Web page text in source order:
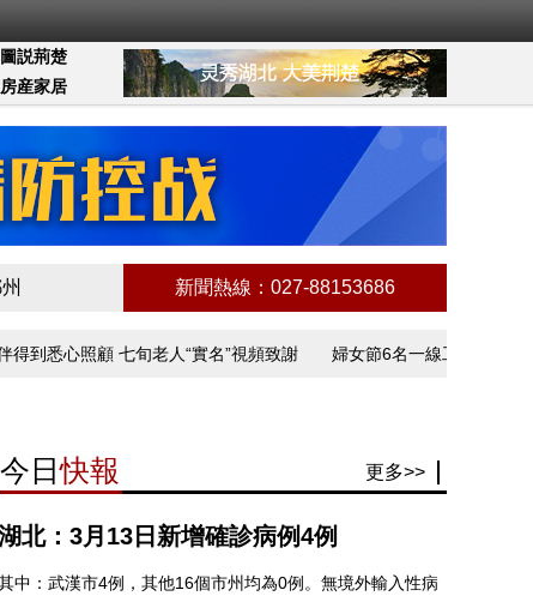
圖説荊楚
房産家居
新聞熱線：027-88153686
悉心照顧 七旬老人“實名”視頻致謝 婦女節6名一線工作者講述抗
今日快報 更多>>
北：3月13日新增確診病例4例
中：武漢市4例，其他16個市州均為0例。無境外輸入性病